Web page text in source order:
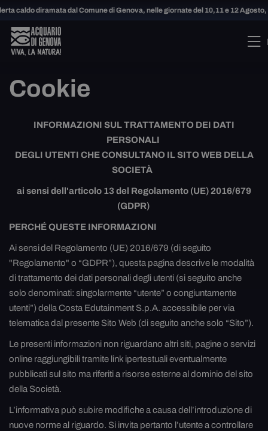
diramata dal Comune di Genova, nelle giornate del 10,11 e 12 Agosto,
Cookie
INFORMAZIONI SUL TRATTAMENTO DEI DATI
PERSONALI
DEGLI UTENTI CHE CONSULTANO IL SITO WEB DELLA
SOCIETÀ
ai sensi dell'articolo 13 del Regolamento (UE) 2016/679
(GDPR)
PERCHÉ QUESTE INFORMAZIONI
Ai sensi del Regolamento (UE) 2016/679 (di seguito
"Regolamento" o “GDPR”), questa pagina descrive le modalità
di trattamento dei dati personali degli utenti (si seguito anche
solo denominati: singolarmente “utente” o congiuntamente
utenti”) della Costa Edutainment S.p.A. accessibile per via
telematica dal presente Sito Web (di seguito anche solo “Sito”).
Le presenti informazioni non riguardano altri siti, pagine o servizi
online raggiungibili tramite link ipertestuali eventualmente
pubblicati sul sito ma riferiti a risorse esterne al dominio del sito
della Società.
L’informativa può subire modifiche a causa dell’introduzione di
nuove norme al riguardo. Si invita pertanto l’utente a controllare